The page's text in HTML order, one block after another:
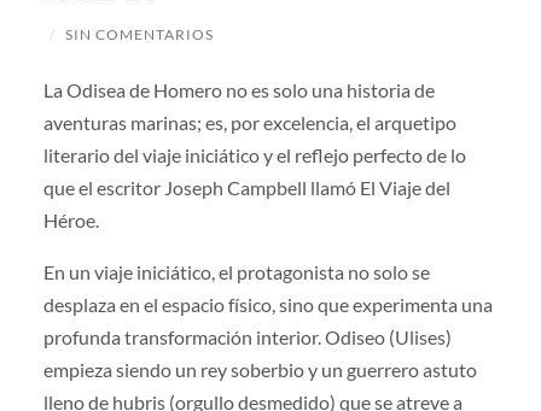
/ SIN COMENTARIOS
La Odisea de Homero no es solo una historia de
aventuras marinas; es, por excelencia, el arquetipo
literario del viaje iniciático y el reflejo perfecto de lo
que el escritor Joseph Campbell llamó El Viaje del
Héroe.
En un viaje iniciático, el protagonista no solo se
desplaza en el espacio físico, sino que experimenta una
profunda transformación interior. Odiseo (Ulises)
empieza siendo un rey soberbio y un guerrero astuto
lleno de hubris (orgullo desmedido) que se atreve a